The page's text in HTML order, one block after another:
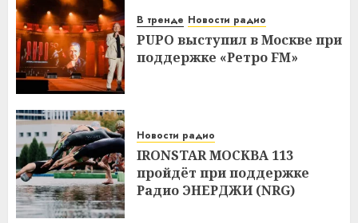
В тренде Новости радио
PUPO выступил в Москве при
поддержке «Ретро FM»
Новости радио
IRONSTAR МОСКВА 113
пройдёт при поддержке
Радио ЭНЕРДЖИ (NRG)